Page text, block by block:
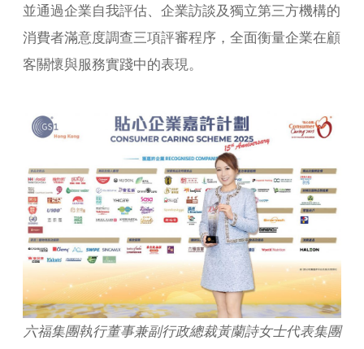
並通過企業自我評估、企業訪談及獨立第三方機構的
消費者滿意度調查三項評審程序，全面衡量企業在顧
客關懷與服務實踐中的表現。
六福集團執行董事兼副行政總裁黃蘭詩女士代表集團